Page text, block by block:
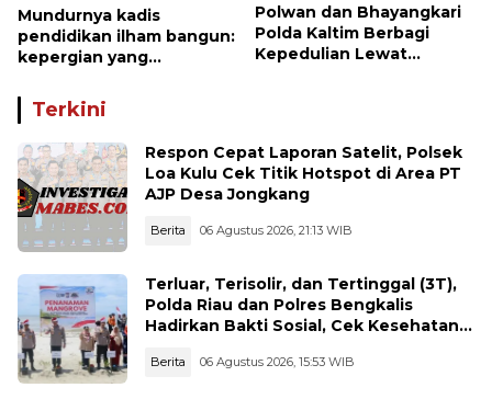
Mundurnya kadis
pendidikan ilham bangun:
kepergian yang
untuk kembali berbenah
Polwan dan Bhayangkari
Polda Kaltim Berbagi
Kepedulian Lewat
Terkini
Respon Cepat Laporan Satelit, Polsek
Loa Kulu Cek Titik Hotspot di Area PT
AJP Desa Jongkang
Berita 06 Agustus 2026, 21:13 WIB
Terluar, Terisolir, dan Tertinggal (3T),
Polda Riau dan Polres Bengkalis
Hadirkan Bakti Sosial, Cek Kesehatan
Rupat
Berita 06 Agustus 2026, 15:53 WIB